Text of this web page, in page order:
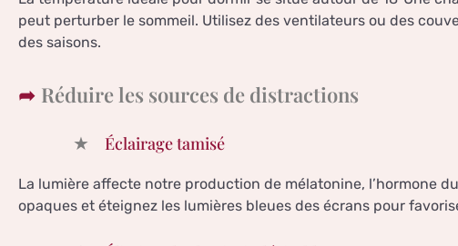
peut perturber le sommeil. Utilisez des ventilateurs ou des
des saisons.
Réduire les sources de distractions
Éclairage tamisé
La lumière affecte notre production de mélatonine, l’hormone
opaques et éteignez les lumières bleues des écrans pour